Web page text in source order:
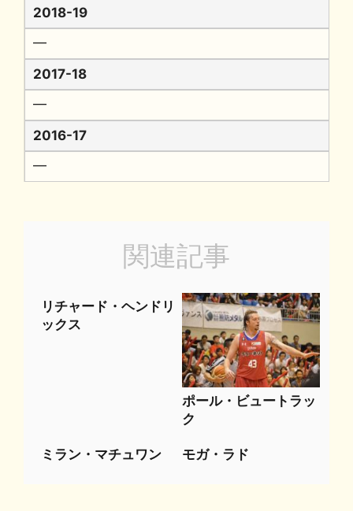
2018-19
━
2017-18
━
2016-17
━
関連記事
リチャード・ヘンドリ
ックス
ポール・ビュートラッ
ク
ミラン・マチュワン モガ・ラド